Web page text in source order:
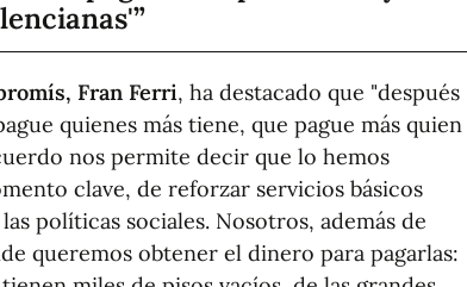
Fran Ferri, ha destacado que "después
quienes más tiene, que pague más quien
nos permite decir que lo hemos
clave, de reforzar servicios básicos
políticas sociales. Nosotros, además de
queremos obtener el dinero para pagarlas: